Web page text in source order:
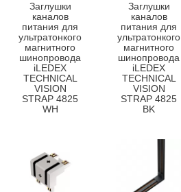
Заглушки
каналов
питания для
ультратонкого
магнитного
шинопровода
iLEDEX
TECHNICAL
VISION
STRAP 4825
WH
Заглушки
каналов
питания для
ультратонкого
магнитного
шинопровода
iLEDEX
TECHNICAL
VISION
STRAP 4825
BK